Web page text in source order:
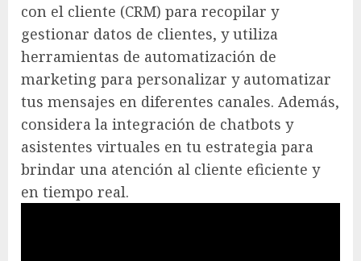
con el cliente (CRM) para recopilar y
gestionar datos de clientes, y utiliza
herramientas de automatización de
marketing para personalizar y automatizar
tus mensajes en diferentes canales. Además,
considera la integración de chatbots y
asistentes virtuales en tu estrategia para
brindar una atención al cliente eficiente y
en tiempo real.